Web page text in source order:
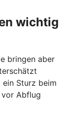
wichtig
bringen aber
Sturz beim
Abflug